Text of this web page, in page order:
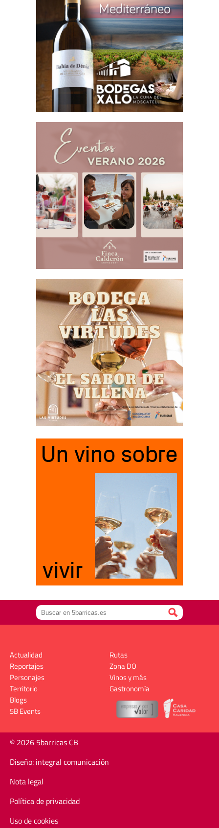
Actualidad
Reportajes
Personajes
Territorio
Rutas
Zona DO
Vinos y más
Gastronomía
Blogs
5B Events
© 2026 5barricas CB
Diseño: integral comunicación
Nota legal
Política de privacidad
Uso de cookies